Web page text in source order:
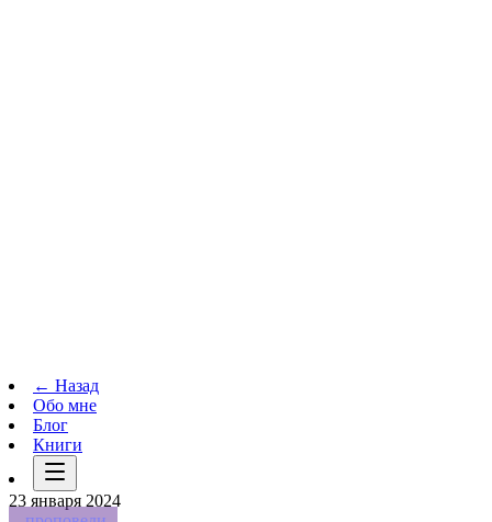
← Назад
Обо мне
Блог
Книги
23 января 2024